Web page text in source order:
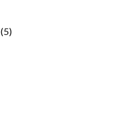
(5)